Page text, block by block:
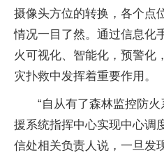
摄像头方位的转换，各个点
情况一目了然。通过信息化
火可视化、智能化，预警化
灾扑救中发挥着重要作用。
“自从有了森林监控防
援系统指挥中心实现中心调
信处相关负责人说，一旦发